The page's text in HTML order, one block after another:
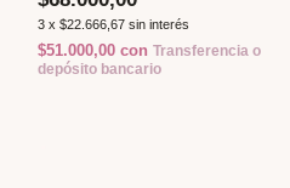
3 x $22.666,67 sin interés
$51.000,00 con Transferencia o
depósito bancario